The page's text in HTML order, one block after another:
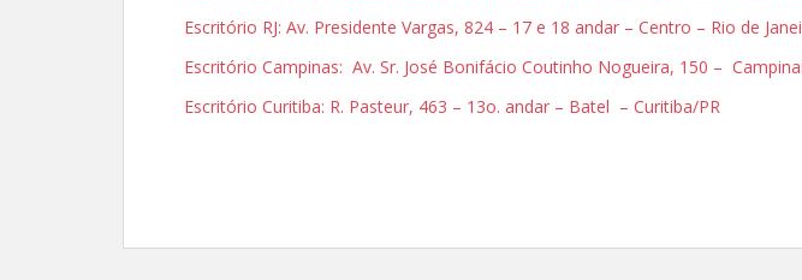
Escritório RJ: Av. Presidente Vargas, 824 – 17 e 18 andar – Centro – Rio de
Escritório Campinas: Av. Sr. José Bonifácio Coutinho Nogueira, 150 –
Escritório Curitiba: R. Pasteur, 463 – 13o. andar – Batel – Curitiba/PR